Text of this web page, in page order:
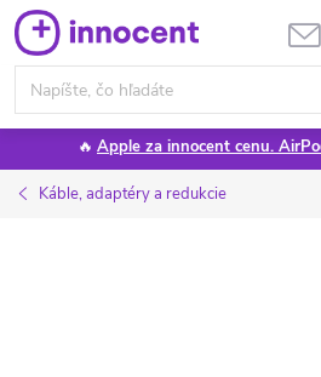
Prejsť
na
obsah
🔥 Apple za innocent cenu.
Káble, adaptéry a redukcie